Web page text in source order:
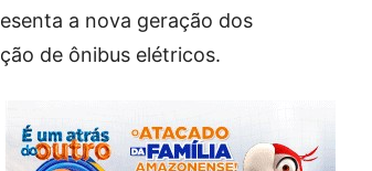
a nova geração dos
de ônibus elétricos.